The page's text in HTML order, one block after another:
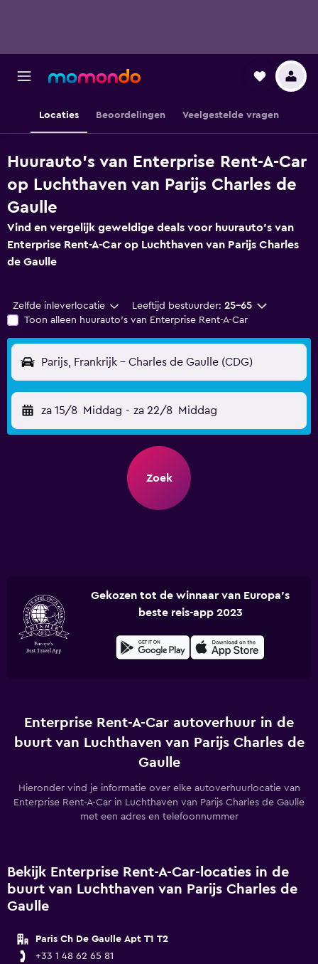
Locaties Beoordelingen Veelgestelde vragen
Huurauto's van Enterprise Rent-A-Car
op Luchthaven van Parijs Charles de
Gaulle
Vind en vergelijk geweldige deals voor huurauto's van
Enterprise Rent-A-Car op Luchthaven van Parijs Charles
de Gaulle
Zelfde inleverlocatie Leeftijd bestuurder: 25-65
Toon alleen huurauto's van Enterprise Rent-A-Car
Parijs, Frankrijk - Charles de Gaulle (CDG)
za 15/8 Middag - za 22/8 Middag
Zoek
Gekozen tot de winnaar van Europa's
beste reis-app 2023
Enterprise Rent-A-Car autoverhuur in de
buurt van Luchthaven van Parijs Charles de
Gaulle
Hieronder vind je informatie over elke autoverhuurlocatie van
Enterprise Rent-A-Car in Luchthaven van Parijs Charles de Gaulle
met een adres en telefoonnummer
Bekijk Enterprise Rent-A-Car-locaties in de
buurt van Luchthaven van Parijs Charles de
Gaulle
Paris Ch De Gaulle Apt T1 T2
+33 1 48 62 65 81